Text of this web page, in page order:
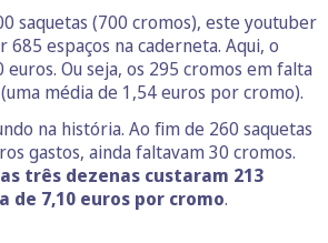
saquetas (700 cromos), este youtuber
685 espaços na caderneta. Aqui, o
euros. Ou seja, os 295 cromos em falta
média de 1,54 euros por cromo).
na história. Ao fim de 260 saquetas
gastos, ainda faltavam 30 cromos.
três dezenas custaram 213
de 7,10 euros por cromo.